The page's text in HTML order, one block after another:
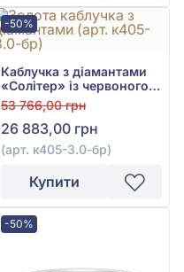
-50%
Каблучка з діамантами
«Солітер» із червоного
золота 585° з діамантом
0,12ct, арт. к405-3.0к-бр
53 766,00 грн
26 883,00 грн
(арт. к405-3.0-бр)
Купити
-50%